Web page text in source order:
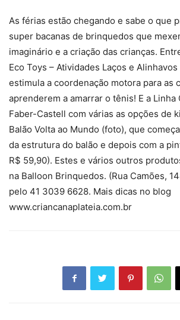
As férias estão chegando e sabe o que
super bacanas de brinquedos que
imaginário e a criação das crianças.
Eco Toys – Atividades Laços e
estimula a coordenação motora para as
aprenderem a amarrar o tênis! E a
Faber-Castell com várias as opções de
Balão Volta ao Mundo (foto), que
da estrutura do balão e depois com a
R$ 59,90). Estes e vários outros
na Balloon Brinquedos. (Rua Camões,
pelo 41 3039 6628. Mais dicas no blog
www.criancanaplateia.com.br